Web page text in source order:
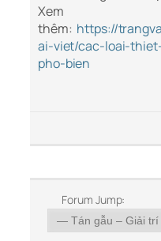
Xem
thêm: https://
ai-viet/cac-loai-
pho-bien
Forum Jump: